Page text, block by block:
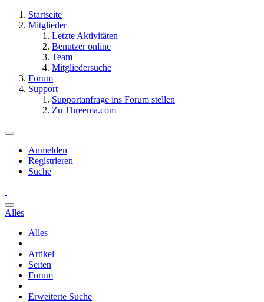
Startseite
Mitglieder
Letzte Aktivitäten
Benutzer online
Team
Mitgliedersuche
Forum
Support
Supportanfrage ins Forum stellen
Zu Threema.com
Anmelden
Registrieren
Suche
Alles
Alles
Artikel
Seiten
Forum
Erweiterte Suche